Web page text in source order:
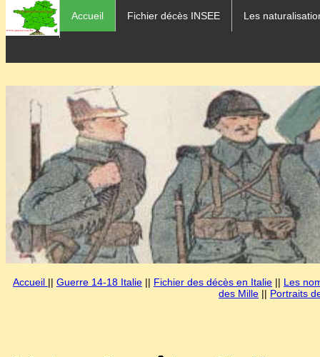
Accueil Fichier décès INSEE Les
Accueil || Guerre 14-18 Italie || Fichier des décès en Italie || Les
des Mille || Portraits